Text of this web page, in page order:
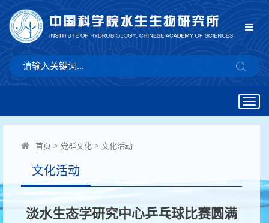
首页 > 党群文化 > 文化活动
文化活动
淡水生态学研究中心乒乓球比赛圆满